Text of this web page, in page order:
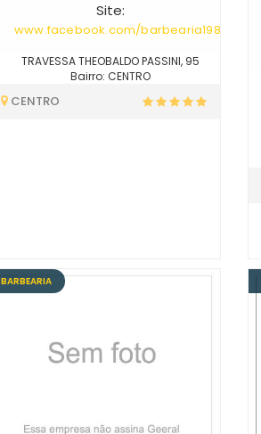
Site:
www.facebook.com/barbearia1989/
TRAVESSA THEOBALDO PASSINI, 95
Bairro: CENTRO
CENTRO
BARBEARIA